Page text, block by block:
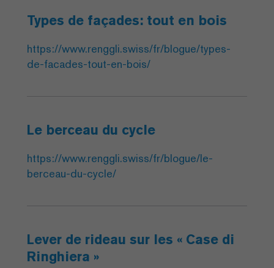
Types de façades: tout en bois
https://www.renggli.swiss/fr/blogue/types-
de-facades-tout-en-bois/
Le berceau du cycle
https://www.renggli.swiss/fr/blogue/le-
berceau-du-cycle/
Lever de rideau sur les « Case di
Ringhiera »